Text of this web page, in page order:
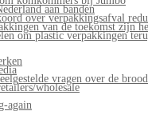
aan banden
over verpakkingsafval
van de toekomst zijn
om plastic verpakkingen
vragen over de
wholesale
again